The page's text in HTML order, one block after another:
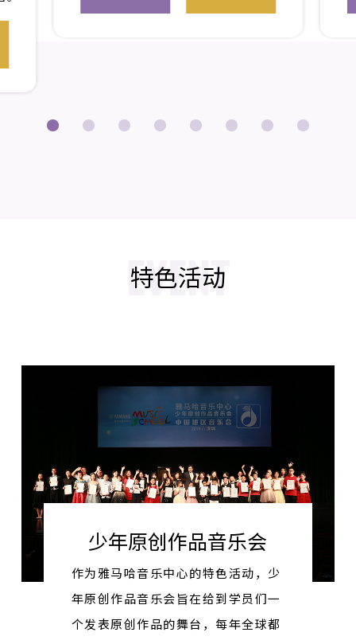
EVENT
特色活动
少年原创作品音乐会
作为雅马哈音乐中心的特色活动，少
年原创作品音乐会旨在给到学员们一
个发表原创作品的舞台，每年全球都